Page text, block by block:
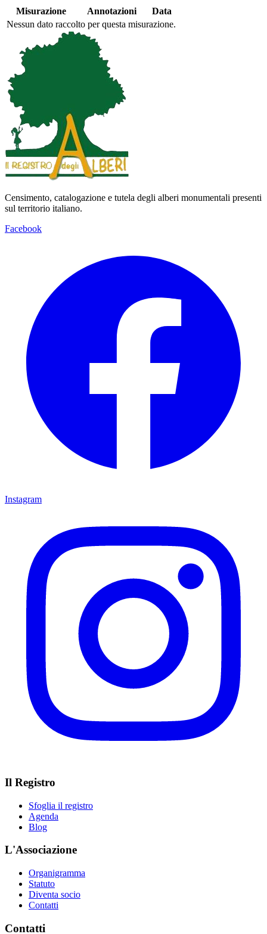
Misurazione Annotazioni
Data
Nessun dato raccolto per questa misurazione.
Censimento, catalogazione e tutela degli alberi monumentali presenti
sul territorio italiano.
Facebook
Instagram
Il Registro
Sfoglia il registro
Agenda
Blog
L'Associazione
Organigramma
Statuto
Diventa socio
Contatti
Contatti